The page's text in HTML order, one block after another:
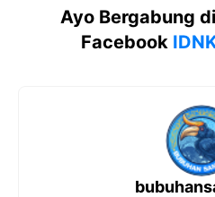
a
t
l
e
g
a
r
e
Ayo Bergabung
Facebook